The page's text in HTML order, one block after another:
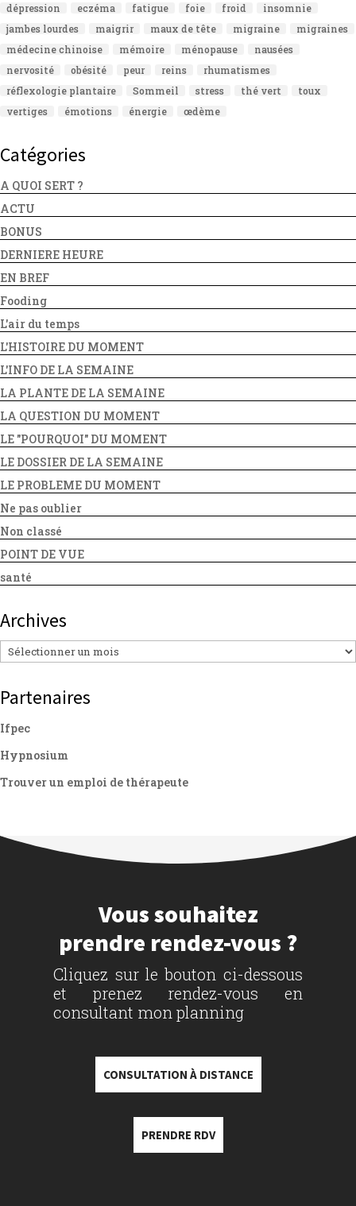
dépression
eczéma fatigue foie froid
insomnie
jambes lourdes
maigrir maux de tête migraine
migraines
médecine chinoise
mémoire ménopause
nausées
nervosité
obésité peur reins
rhumatismes
réflexologie plantaire
Sommeil stress thé vert
toux
vertiges
émotions énergie œdème
Catégories
A QUOI SERT ?
ACTU
BONUS
DERNIERE HEURE
EN BREF
Fooding
L'air du temps
L'HISTOIRE DU MOMENT
L'INFO DE LA SEMAINE
LA PLANTE DE LA SEMAINE
LA QUESTION DU MOMENT
LE "POURQUOI" DU MOMENT
LE DOSSIER DE LA SEMAINE
LE PROBLEME DU MOMENT
Ne pas oublier
Non classé
POINT DE VUE
santé
Archives
Archives
Partenaires
Ifpec
Hypnosium
Trouver un emploi de thérapeute
Vous souhaitez
prendre rendez-vous ?
Cliquez sur le bouton ci-dessous
et prenez rendez-vous en
consultant mon planning
CONSULTATION À DISTANCE
PRENDRE RDV